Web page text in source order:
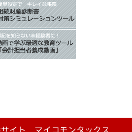
サイト マイコモンタックス